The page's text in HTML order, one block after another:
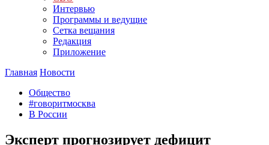
Интервью
Программы и ведущие
Сетка вещания
Редакция
Приложение
Главная Новости
Общество
#говоритмосква
В России
Эксперт прогнозирует дефицит